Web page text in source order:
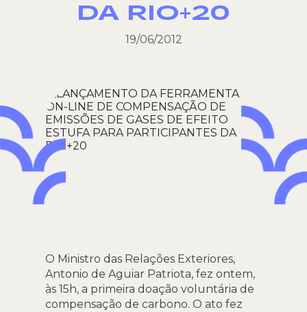
DA RIO+20
19/06/2012
O Ministro das Relações Exteriores,
Antonio de Aguiar Patriota, fez ontem,
às 15h, a primeira doação voluntária de
compensação de carbono. O ato fez